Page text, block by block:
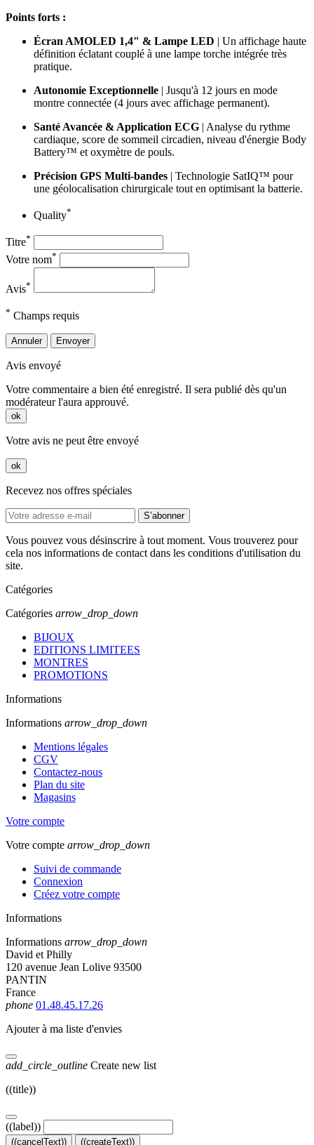
Points forts :
Écran AMOLED 1,4" & Lampe LED | Un affichage haute
définition éclatant couplé à une lampe torche intégrée très
pratique.
Autonomie Exceptionnelle | Jusqu'à 12 jours en mode
montre connectée (4 jours avec affichage permanent).
Santé Avancée & Application ECG | Analyse du rythme
cardiaque, score de sommeil circadien, niveau d'énergie Body
Battery™ et oxymètre de pouls.
Précision GPS Multi-bandes | Technologie SatIQ™ pour
une géolocalisation chirurgicale tout en optimisant la batterie.
Quality*
Titre*
Votre nom*
Avis*
* Champs requis
Annuler Envoyer
Avis envoyé
Votre commentaire a bien été enregistré. Il sera publié dès qu'un
modérateur l'aura approuvé.
ok
Votre avis ne peut être envoyé
ok
Recevez nos offres spéciales
Vous pouvez vous désinscrire à tout moment. Vous trouverez pour
cela nos informations de contact dans les conditions d'utilisation du
site.
Catégories
Catégories arrow_drop_down
BIJOUX
EDITIONS LIMITEES
MONTRES
PROMOTIONS
Informations
Informations arrow_drop_down
Mentions légales
CGV
Contactez-nous
Plan du site
Magasins
Votre compte
Votre compte arrow_drop_down
Suivi de commande
Connexion
Créez votre compte
Informations
Informations arrow_drop_down
David et Philly
120 avenue Jean Lolive 93500
PANTIN
France
phone 01.48.45.17.26
Ajouter à ma liste d'envies
add_circle_outline Create new list
((title))
((label))
((cancelText)) ((createText))